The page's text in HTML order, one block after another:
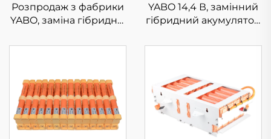
Розпродаж з фабрики
YABO, заміна гібридної
7,2 В, 6500 мА·год, Ni-
Prius та першого
покоління Accord
YABO 14,4 В, замінний
гібридний акумулятор
комплект гібридних
автомобілів Civic,
Insight, Fit, Accord, CR-
Z